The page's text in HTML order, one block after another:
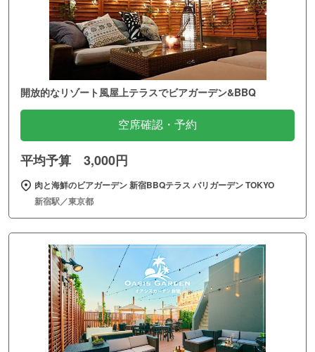
開放的なリゾート風屋上テラスでビアガーデン&BBQ
空席確認・予約
平均予算 3,000円
肉と海鮮のビアガーデン 新宿BBQテラス バリガーデン TOKYO
新宿駅／東京都